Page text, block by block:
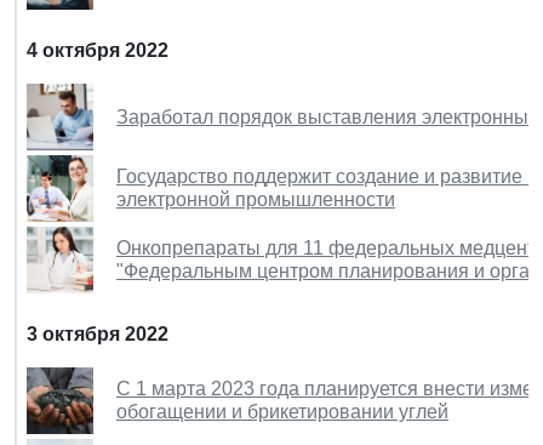
4 октября 2022
Заработал порядок выставления
Государство поддержит создание и развитие
электронной промышленности
Онкопрепараты для 11 федеральных
"Федеральным центром планирования и
3 октября 2022
С 1 марта 2023 года планируется внести
обогащении и брикетировании углей